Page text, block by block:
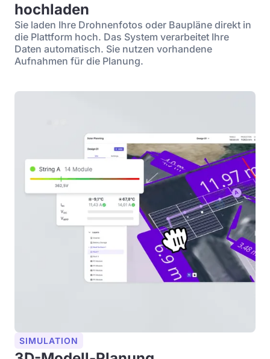
hochladen
Sie laden Ihre Drohnenfotos oder Baupläne direkt in
die Plattform hoch. Das System verarbeitet Ihre
Daten automatisch. Sie nutzen vorhandene
Aufnahmen für die Planung.
SIMULATION